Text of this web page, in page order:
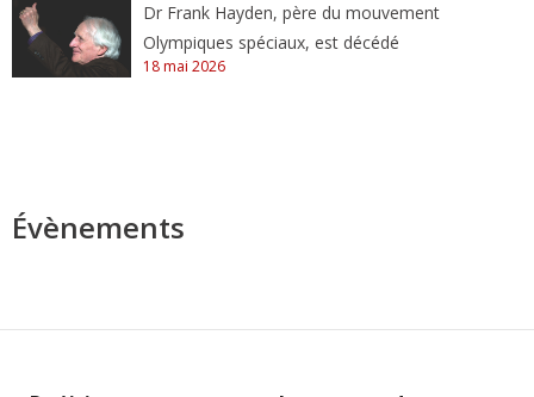
Dr Frank Hayden, père du mouvement
Olympiques spéciaux, est décédé
18 mai 2026
Évènements